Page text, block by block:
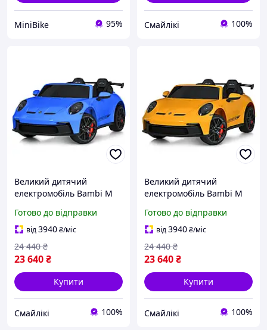
MiniBike 95% Смайлікі 100%
Великий дитячий
електромобіль Bambi M
двомісний спортивний
Porsche, світло, музика, з
пультом, синій
Готово до відправки
від3940₴/міс
23 640₴
24 440 ₴
Купити
Смайлікі 100%
Великий дитячий
електромобіль Bambi M
двомісний спортивний
Porsche, світло, музика, з
пультом, жовтий
Готово до відправки
від3940₴/міс
23 640₴
24 440 ₴
Купити
Смайлікі 100%